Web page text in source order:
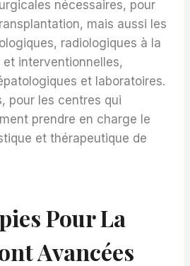
nécessaires, pour
mais aussi les
radiologiques à la
interventionnelles,
et laboratoires.
pour les centres qui
prendre en charge le
et thérapeutique de
Pour La
Avancées